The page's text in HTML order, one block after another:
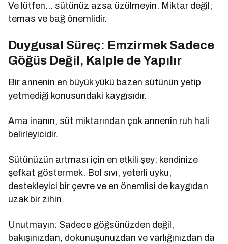
Ve lütfen… sütünüz azsa üzülmeyin. Miktar değil;
temas ve bağ önemlidir.
Duygusal Süreç: Emzirmek Sadece
Göğüs Değil, Kalple de Yapılır
Bir annenin en büyük yükü bazen sütünün yetip
yetmediği konusundaki kaygısıdır.
Ama inanın, süt miktarından çok annenin ruh hali
belirleyicidir.
Sütünüzün artması için en etkili şey: kendinize
şefkat göstermek. Bol sıvı, yeterli uyku,
destekleyici bir çevre ve en önemlisi de kaygıdan
uzak bir zihin.
Unutmayın: Sadece göğsünüzden değil,
bakışınızdan, dokunuşunuzdan ve varlığınızdan da